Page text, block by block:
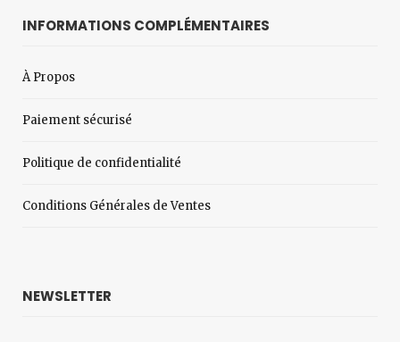
INFORMATIONS COMPLÉMENTAIRES
À Propos
Paiement sécurisé
Politique de confidentialité
Conditions Générales de Ventes
NEWSLETTER